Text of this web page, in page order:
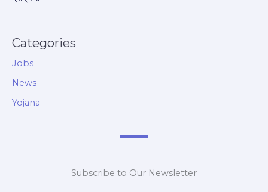
Categories
Jobs
News
Yojana
Subscribe to Our Newsletter